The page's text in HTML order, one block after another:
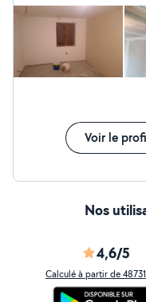
débroussailler, tailler
gravats. soudure fer
montage portail ou
domotique....déménagement.
préférence, alors n'hésiter pas
Voir le
Nos
4,6/5
Calculé à partir de